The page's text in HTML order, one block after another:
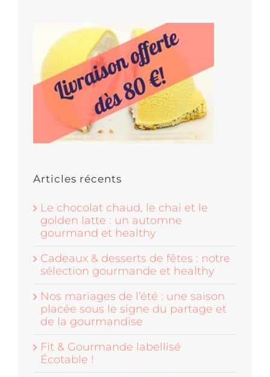
Articles récents
Le chocolat chaud, le chaï et le
golden latte : un automne
gourmand et healthy
Cadeaux & desserts de fêtes : notre
sélection gourmande et healthy
Nos mariages de l’été : une saison
placée sous le signe du partage et
de la gourmandise
Fit & Gourmande labellisé
Écotable !